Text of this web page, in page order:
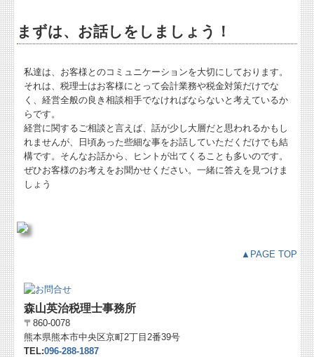
まずは、お話しをしましょう！
私達は、お客様とのコミュニケーションを大切にしております。
それは、税理士はお客様にとって会計業務や税金対策だけでな
く、経営全般の良き相談相手でなければならないと考えているか
らです。
経営に関するご相談と言えば、話が少し大層だと思われるかもし
れませんが、日頃あった些細な事をお話していただくだけでも結
構です。そんなお話から、ヒントが出てくることも多いのです。
ぜひお客様のお考えをお聞かせください。一緒に答えを見つけま
しょう
▲PAGE TOP
森山英治税理士事務所
〒860-0078
熊本県熊本市中央区京町2丁目2番39号
TEL:096-288-1887